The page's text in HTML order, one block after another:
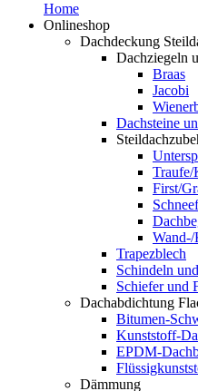
Home
Onlineshop
Dachdeckung
Dachziegeln
Braas
Jacobi
Dachsteine
Traufe/
First/
Wand-/
Trapezblech
Schindeln
Schiefer und
Dachabdichtung
Bitumen-
Kunststoff-
EPDM-
Dämmung